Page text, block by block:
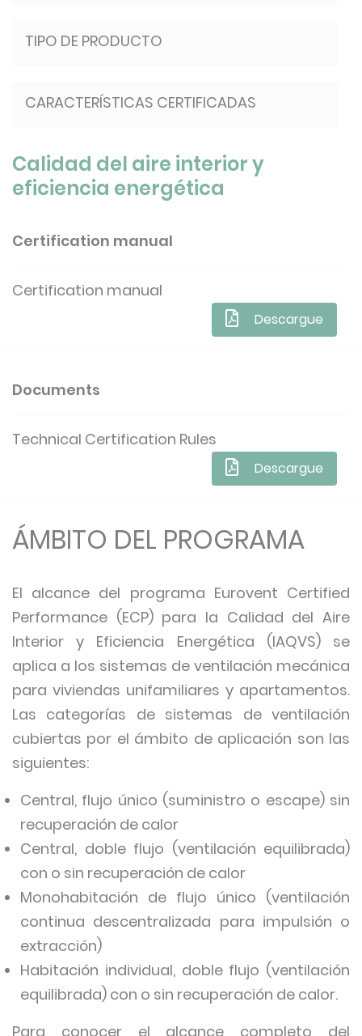
TIPO DE PRODUCTO
CARACTERÍSTICAS CERTIFICADAS
Calidad del aire interior y
eficiencia energética
Certification manual
Certification manual
Descargue
Documents
Technical Certification Rules
Descargue
ÁMBITO DEL PROGRAMA
El alcance del programa Eurovent Certified
Performance (ECP) para la Calidad del Aire
Interior y Eficiencia Energética (IAQVS) se
aplica a los sistemas de ventilación mecánica
para viviendas unifamiliares y apartamentos.
Las categorías de sistemas de ventilación
cubiertas por el ámbito de aplicación son las
siguientes:
Central, flujo único (suministro o escape) sin
recuperación de calor
Central, doble flujo (ventilación equilibrada)
con o sin recuperación de calor
Monohabitación de flujo único (ventilación
continua descentralizada para impulsión o
extracción)
Habitación individual, doble flujo (ventilación
equilibrada) con o sin recuperación de calor.
Para conocer el alcance completo del